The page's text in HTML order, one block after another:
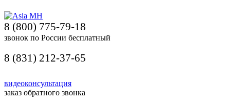
8 (800) 775-79-18
звонок по России бесплатный
8 (831) 212-37-65
видеоконсультация
заказ обратного звонка